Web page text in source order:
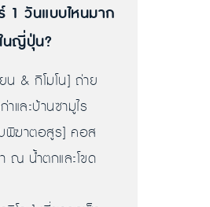
1 วันแบบไหนมาก
นญี่ปุ่น?
น & กิโมโน] ถ่าย
าและบ้านซามูไร
พิฆาตอสูร] คอส
ณ น้ำตกและโขด